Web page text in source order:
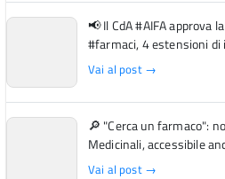
📢 Il CdA #AIFA approva
#farmaci, 4 estensioni di
Vai al post →
🔎 "Cerca un farmaco":
Medicinali, accessibile
Vai al post →